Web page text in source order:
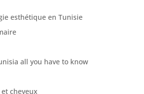
esthétique en Tunisie
all you have to know
cheveux